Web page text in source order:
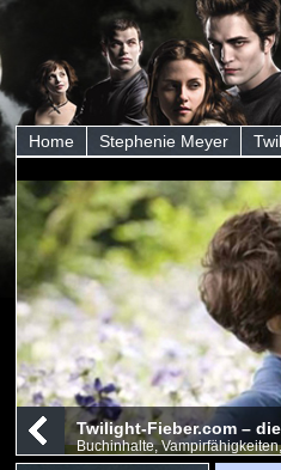
Home Stephenie Meyer
Twilight-Fieber.com –
Buchinhalte,